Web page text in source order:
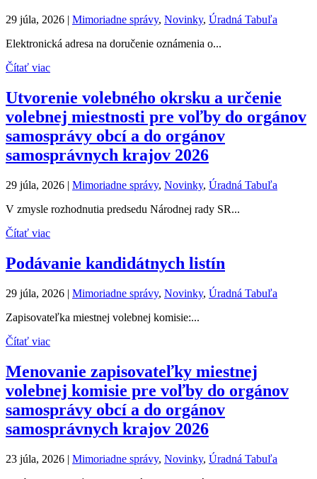
29 júla, 2026 | Mimoriadne správy, Novinky, Úradná Tabuľa
Elektronická adresa na doručenie oznámenia o...
Čítať viac
Utvorenie volebného okrsku a určenie
volebnej miestnosti pre voľby do orgánov
samosprávy obcí a do orgánov
samosprávnych krajov 2026
29 júla, 2026 | Mimoriadne správy, Novinky, Úradná Tabuľa
V zmysle rozhodnutia predsedu Národnej rady SR...
Čítať viac
Podávanie kandidátnych listín
29 júla, 2026 | Mimoriadne správy, Novinky, Úradná Tabuľa
Zapisovateľka miestnej volebnej komisie:...
Čítať viac
Menovanie zapisovateľky miestnej
volebnej komisie pre voľby do orgánov
samosprávy obcí a do orgánov
samosprávnych krajov 2026
23 júla, 2026 | Mimoriadne správy, Novinky, Úradná Tabuľa